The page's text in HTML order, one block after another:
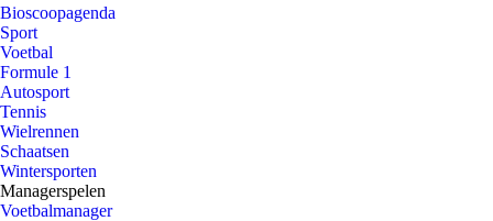
Bioscoopagenda
Sport
Voetbal
Formule 1
Autosport
Tennis
Wielrennen
Schaatsen
Wintersporten
Managerspelen
Voetbalmanager